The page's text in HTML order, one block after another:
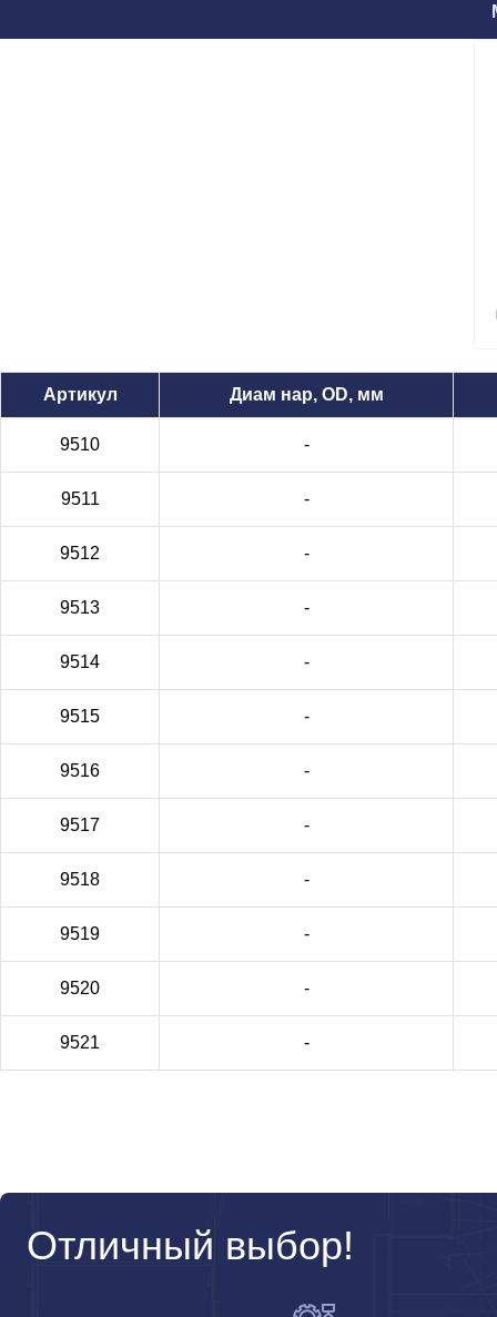
Артикул Диам нар, OD, мм
9510 -
9511 -
9512 -
9513 -
9514 -
9515 -
9516 -
9517 -
9518 -
9519 -
9520 -
9521 -
Отличный выбор!